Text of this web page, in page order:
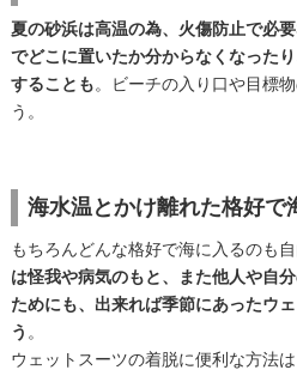
夏の砂浜は高温の為、火傷防止で必
でどこに置いたか分からなくなった
することも。ビーチの入り口や目標
う。
海水温とかけ離れた格好で
もちろんどんな格好で海に入るのも自
は怪我や病気のもと、また他人や自
ためにも、出来れば季節にあったウ
う 。
ウェットスーツの着脱に便利な方法